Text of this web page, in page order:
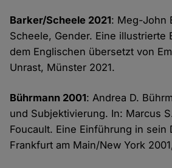
Barker/Scheele 2021: Meg-John
Scheele, Gender. Eine illustrierte
dem Englischen übersetzt von
Unrast, Münster 2021.
Bührmann 2001: Andrea D.
und Subjektivierung. In: Marcus
Foucault. Eine Einführung in sein
Frankfurt am Main/New York